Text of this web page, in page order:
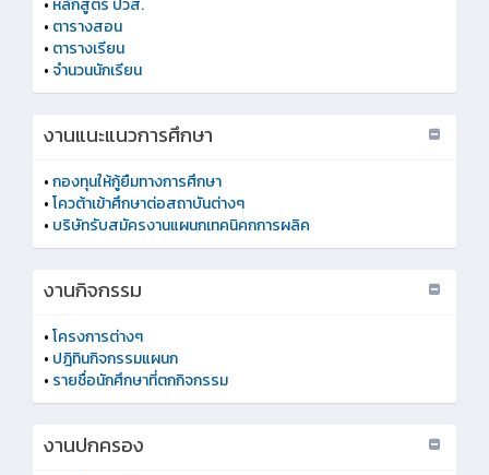
• หลักสูตร ปวส.
• ตารางสอน
• ตารางเรียน
•จำนวนนักเรียน
งานแนะแนวการศึกษา
•กองทุนให้กู้ยืมทางการศึกษา
•โควต้าเข้าศึกษาต่อสถาบันต่างๆ
• บริษัทรับสมัครงานแผนกเทคนิคกการผลิค
งานกิจกรรม
•โครงการต่างๆ
• ปฎิทินกิจกรรมแผนก
• รายชื่อนักศึกษาที่ตกกิจกรรม
งานปกครอง